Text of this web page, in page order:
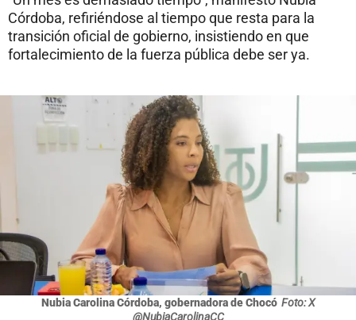
Córdoba, refiriéndose al tiempo que resta para la
transición oficial de gobierno, insistiendo en que
fortalecimiento de la fuerza pública debe ser ya.
Nubia Carolina Córdoba, gobernadora de Chocó Foto: X
@NubiaCarolinaCC